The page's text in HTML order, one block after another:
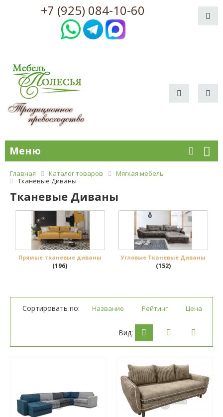
+7 (925) 084-10-60
Меню
Главная Каталог товаров
Мягкая мебель
Тканевые Диваны
Тканевые Диваны
Прямые тканевые диваны
(196)
Угловые Тканевые Диваны
(152)
Сортировать по: Название Рейтинг Цена
Вид: